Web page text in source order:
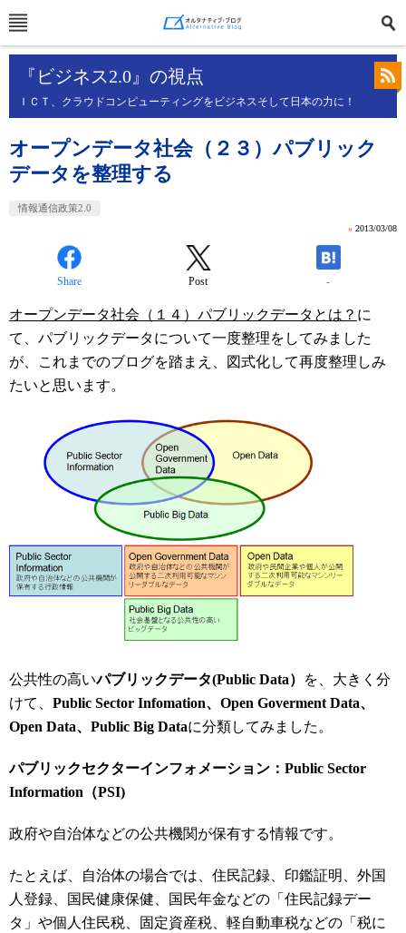
『ビジネス2.0』の視点
ＩＣＴ、クラウドコンピューティングをビジネスそして日本の力に！
オープンデータ社会（２３）パブリック
データを整理する
情報通信政策2.0
» 2013/03/08
Share Post -
オープンデータ社会（１４）パブリックデータとは？ に
て、パブリックデータについて一度整理をしてみました
が、これまでのブログを踏まえ、図式化して再度整理しみ
たいと思います。
公共性の高いパブリックデータ(Public Data）
を、大きく分
けて、 Public Sector Infomation、Open Goverment Data、
Open Data、Public Big Dataに分類してみました。
パブリックセクターインフォメーション：Public Sector
Information（PSI)
政府や自治体などの公共機関が保有する情報です。
たとえば、自治体の場合では、住民記録、印鑑証明、外国
人登録、国民健康保健、国民年金などの「住民記録デー
タ」や個人住民税、固定資産税、軽自動車税などの「税に